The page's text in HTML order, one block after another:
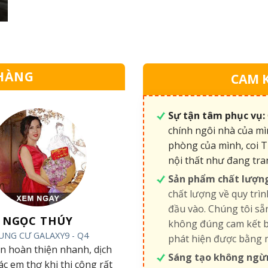
NGỌC THÚY
CƯ GALAXY9 - Q4
hoàn thiện nhanh, dịch
em thợ khi thi công rất
CAM
Sự tận tâm phục vụ:
chính ngôi nhà của
phòng của mình, coi
nội thất như đang
Sản phẩm chất
chất lượng về quy
đầu vào. Chúng tôi
không đúng cam kết
phát hiện được bằng
Sáng tạo không